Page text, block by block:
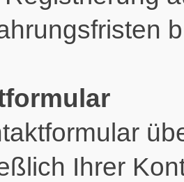
Ihrer